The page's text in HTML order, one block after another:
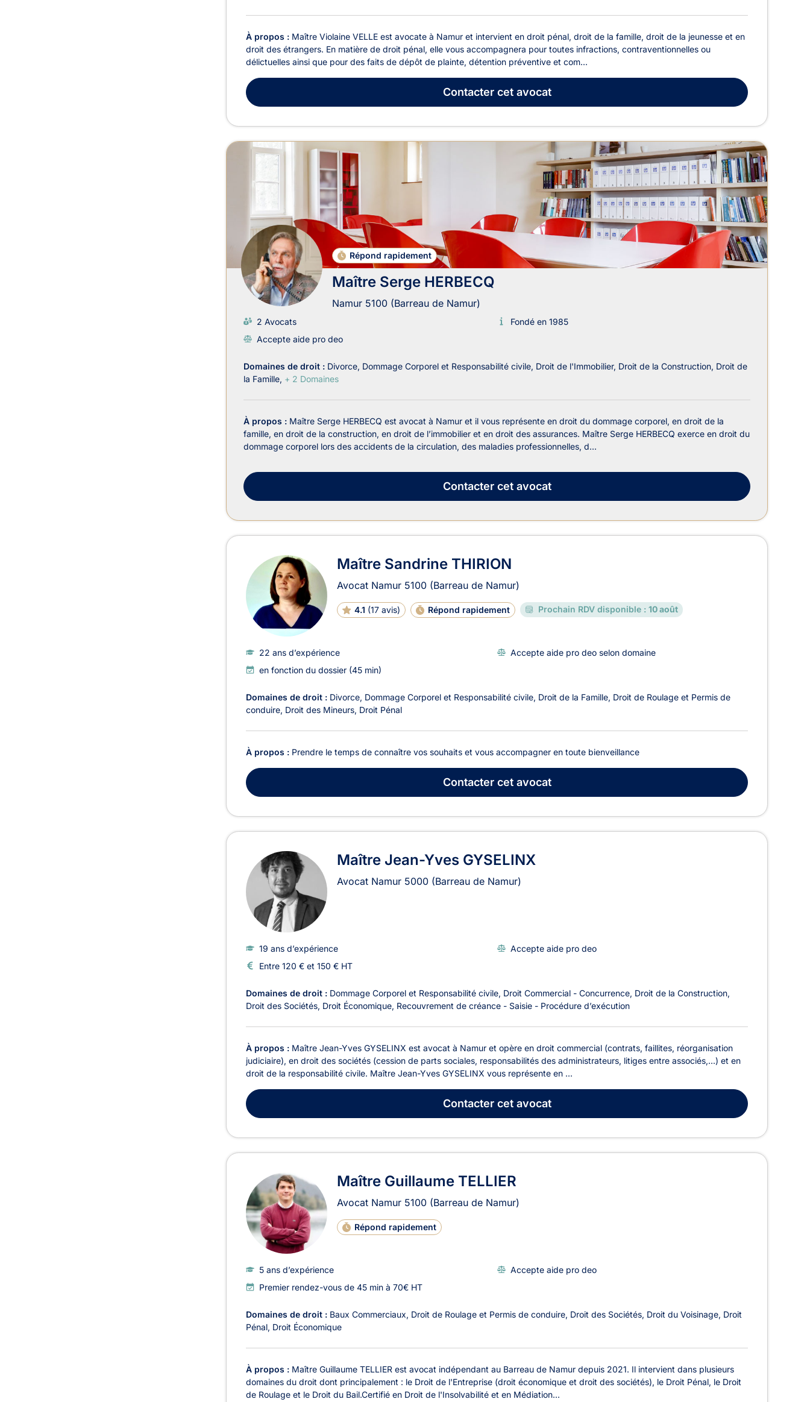
À propos : Maître Violaine VELLE est avocate à Namur et intervient en droit pénal, droit de la famille, droit de la jeunesse et en
droit des étrangers. En matière de droit pénal, elle vous accompagnera pour toutes infractions, contraventionnelles ou
délictuelles ainsi que pour des faits de dépôt de plainte, détention préventive et com...
Contactercet avocat
Répond rapidement
Maître Serge HERBECQ
Namur 5100 (Barreau de Namur)
2 Avocats
Fondé en 1985
Accepte aide pro deo
Domaines de droit : Divorce Dommage Corporel et Responsabilité civile Droit de l'Immobilier Droit de la Construction Droit de
la Famille + 2 Domaines
À propos : Maître Serge HERBECQ est avocat à Namur et il vous représente en droit du dommage corporel, en droit de la
famille, en droit de la construction, en droit de l’immobilier et en droit des assurances. Maître Serge HERBECQ exerce en droit du
dommage corporel lors des accidents de la circulation, des maladies professionnelles, d...
Contactercet avocat
Maître Sandrine THIRION
Avocat Namur 5100 (Barreau de Namur)
4.1 (17 avis) Répond rapidement Prochain RDV disponible : 10 août
22 ans d’expérience
Accepte aide pro deo selon domaine
en fonction du dossier (45 min)
Domaines de droit : Divorce Dommage Corporel et Responsabilité civile Droit de la Famille Droit de Roulage et Permis de
conduire Droit des Mineurs Droit Pénal
À propos : Prendre le temps de connaître vos souhaits et vous accompagner en toute bienveillance
Contactercet avocat
Maître Jean-Yves GYSELINX
Avocat Namur 5000 (Barreau de Namur)
19 ans d’expérience
Accepte aide pro deo
Entre 120 € et 150 € HT
Domaines de droit : Dommage Corporel et Responsabilité civile Droit Commercial - Concurrence Droit de la Construction
Droit des Sociétés Droit Économique Recouvrement de créance - Saisie - Procédure d’exécution
À propos : Maître Jean-Yves GYSELINX est avocat à Namur et opère en droit commercial (contrats, faillites, réorganisation
judiciaire), en droit des sociétés (cession de parts sociales, responsabilités des administrateurs, litiges entre associés,...) et en
droit de la responsabilité civile. Maître Jean-Yves GYSELINX vous représente en ...
Contactercet avocat
Maître Guillaume TELLIER
Avocat Namur 5100 (Barreau de Namur)
Répond rapidement
5 ans d’expérience
Accepte aide pro deo
Premier rendez-vous de 45 min à 70€ HT
Domaines de droit : Baux Commerciaux Droit de Roulage et Permis de conduire Droit des Sociétés Droit du Voisinage Droit
Pénal Droit Économique
À propos : Maître Guillaume TELLIER est avocat indépendant au Barreau de Namur depuis 2021. Il intervient dans plusieurs
domaines du droit dont principalement : le Droit de l'Entreprise (droit économique et droit des sociétés), le Droit Pénal, le Droit
de Roulage et le Droit du Bail.Certifié en Droit de l'Insolvabilité et en Médiation...